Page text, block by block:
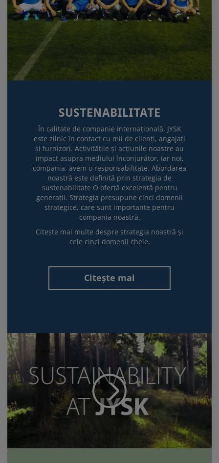
SUSTENABILITATE
În calitate de companie internațională, JYSK
este zilnic în contact cu mii de clienți, angajați
și furnizori. Activitățile și acțiunile noastre au
impact asupra mediului înconjurător, iar noi,
compania, avem o responsabilitate. Abordarea
noastră este definită prin strategia de
sustenabilitate O ofertă excelentă pentru
generații. Strategia presupune cinci domenii
strategice, care sunt importante pentru
compania noastră.
Citește mai multe despre strategia noastră și
cele cinci domenii cheie.
Citește mai